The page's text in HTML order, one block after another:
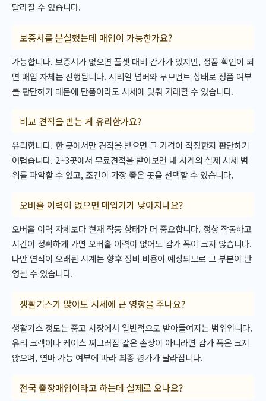
달라질 수 있습니다.
보증서를 분실했는데 매입이 가능한가요?
가능합니다. 보증서가 없으면 풀셋 대비 감가가 있지만, 정품 확인이 되
면 매입 자체는 진행됩니다. 시리얼 넘버와 무브먼트 상태로 정품 여부
를 판단하기 때문에 단품이라도 시세에 맞춰 거래할 수 있습니다.
비교 견적을 받는 게 유리한가요?
유리합니다. 한 곳에서만 견적을 받으면 그 가격이 적정한지 판단하기
어렵습니다. 2~3곳에서 무료견적을 받아보면 내 시계의 실제 시세 범
위를 파악할 수 있고, 조건이 가장 좋은 곳을 선택할 수 있습니다.
오버홀 이력이 없으면 매입가가 낮아지나요?
오버홀 이력 자체보다 현재 작동 상태가 더 중요합니다. 정상 작동하고
시간이 정확하게 가면 오버홀 이력이 없어도 감가 폭이 크지 않습니다.
다만 연식이 오래된 시계는 향후 정비 비용이 예상되므로 그 부분이 반
영될 수 있습니다.
생활기스가 많아도 시세에 큰 영향을 주나요?
생활기스 정도는 중고 시장에서 일반적으로 받아들여지는 범위입니다.
유리 크랙이나 케이스 찌그러짐 같은 손상이 아니라면 감가 폭은 크지
않으며, 연마 가능 여부에 따라 최종 평가가 달라집니다.
전국 출장매입이라고 하는데 실제로 오나요?